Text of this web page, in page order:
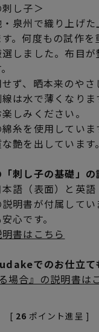
し子＞
泉州で織り上げ
。何度もの試作を
しました。布目
ず、晒本来のや
は水で薄くなり
しみください。
糸を使用していま
艶を出しています。
刺し子の基礎」
語（表面）と英
明書が付属してい
心です。
書はこちら
でのお仕立て
場合』の説明書は
[ 26 ポイント進呈 ]